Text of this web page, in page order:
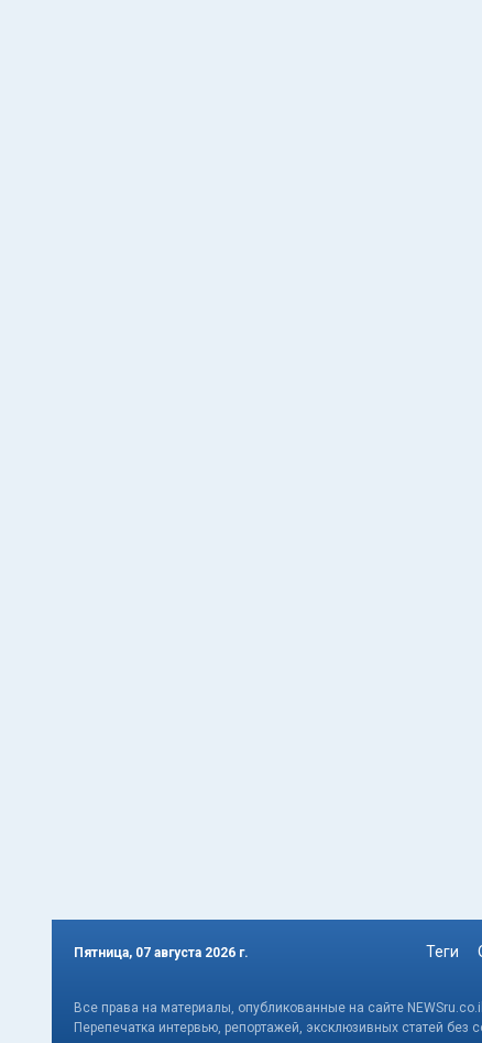
Пятница, 07 августа 2026 г. Теги
Все права на материалы, опубликованные на сайте
Перепечатка интервью, репортажей, эксклюзивных статей